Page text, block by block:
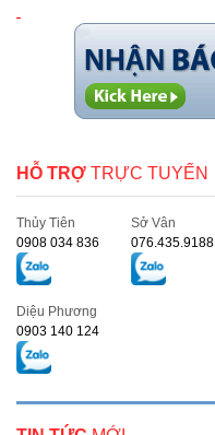
HỖ TRỢ TRỰC TUYẾN
Thủy Tiên
0908 034 836
Sở Vân
076.435.9188
Diệu Phương
0903 140 124